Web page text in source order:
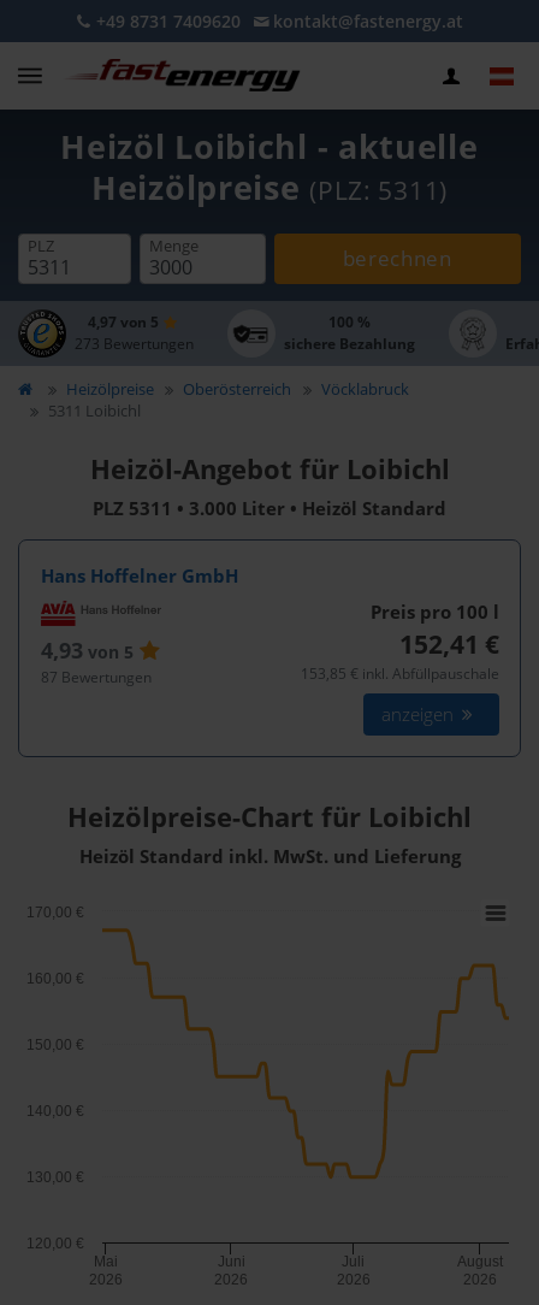
+49 8731 7409620 kontakt@fastenergy.at
Heizöl Loibichl - aktuelle
Heizölpreise (PLZ: 5311)
PLZ Menge berechnen
4,97 von 5
273 Bewertungen
100 %
sichere Bezahlung
Heizölpreise Oberösterreich
Vöcklabruck
5311 Loibichl
Heizöl-Angebot für Loibichl
PLZ 5311 • 3.000 Liter • Heizöl Standard
Hans Hoffelner GmbH
4,93 von 5
87 Bewertungen
Preis pro 100 l
152,41 €
153,85 € inkl. Abfüllpauschale
anzeigen
Heizölpreise-Chart für Loibichl
Heizöl Standard inkl. MwSt. und Lieferung
Mai
2026
Juni
2026
Juli
2026
August
2026
120,00 €
130,00 €
140,00 €
150,00 €
160,00 €
170,00 €